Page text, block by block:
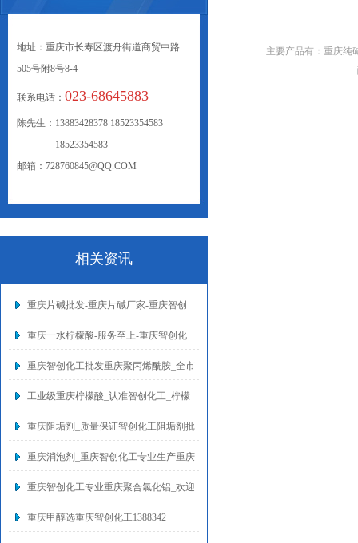
地址：重庆市长寿区渡舟街道商贸中路
505号附8号8-4
联系电话： 023-68645883
陈先生：13883428378 18523354583
18523354583
邮箱：728760845@QQ.COM
主要产品有：重庆纯
相关资讯
重庆片碱批发-重庆片碱厂家-重庆智创
重庆一水柠檬酸-服务至上-重庆智创化
重庆智创化工批发重庆聚丙烯酰胺_全市
工业级重庆柠檬酸_认准智创化工_柠檬
重庆阻垢剂_质量保证智创化工阻垢剂批
重庆消泡剂_重庆智创化工专业生产重庆
重庆智创化工专业重庆聚合氯化铝_欢迎
重庆甲醇选重庆智创化工1388342